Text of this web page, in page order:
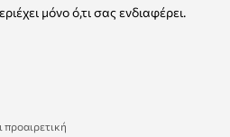
μόνο ό,τι σας ενδιαφέρει.
προαιρετική